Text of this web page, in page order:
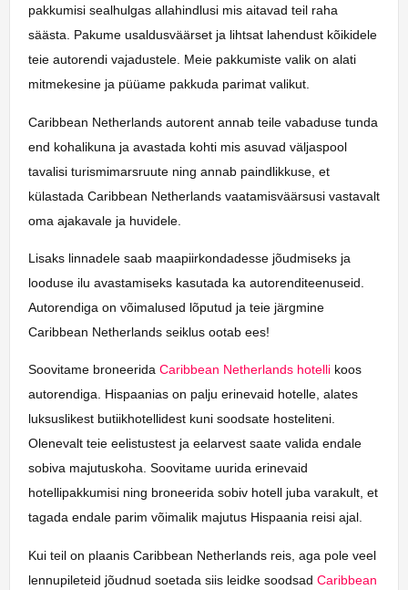
pakkumisi sealhulgas allahindlusi mis aitavad teil raha
säästa. Pakume usaldusväärset ja lihtsat lahendust kõikidele
teie autorendi vajadustele. Meie pakkumiste valik on alati
mitmekesine ja püüame pakkuda parimat valikut.
Caribbean Netherlands autorent annab teile vabaduse tunda
end kohalikuna ja avastada kohti mis asuvad väljaspool
tavalisi turismimarsruute ning annab paindlikkuse, et
külastada Caribbean Netherlands vaatamisväärsusi vastavalt
oma ajakavale ja huvidele.
Lisaks linnadele saab maapiirkondadesse jõudmiseks ja
looduse ilu avastamiseks kasutada ka autorenditeenuseid.
Autorendiga on võimalused lõputud ja teie järgmine
Caribbean Netherlands seiklus ootab ees!
Soovitame broneerida Caribbean Netherlands hotelli koos
autorendiga. Hispaanias on palju erinevaid hotelle, alates
luksuslikest butiikhotellidest kuni soodsate hosteliteni.
Olenevalt teie eelistustest ja eelarvest saate valida endale
sobiva majutuskoha. Soovitame uurida erinevaid
hotellipakkumisi ning broneerida sobiv hotell juba varakult, et
tagada endale parim võimalik majutus Hispaania reisi ajal.
Kui teil on plaanis Caribbean Netherlands reis, aga pole veel
lennupileteid jõudnud soetada siis leidke soodsad Caribbean